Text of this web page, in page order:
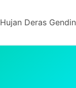
Hujan Deras